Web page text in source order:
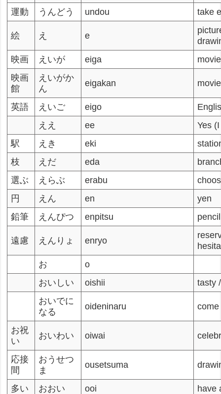
運動 うんどう undou take
絵 え e
映画
えいが eiga
movie
映画
館
えいがか
ん
eigakan
英語 えいご eigo
ええ
ee
Yes
駅
えき eki
枝
えだ eda
選ぶ
えらぶ erabu
円
えん en
yen
鉛筆
えんぴつ enpitsu pencil
遠慮 えんりょ enryo
お
o
おいしい
oishii
tasty
おいでに
なる
oideninaru
お祝
い
おいわい oiwai
応接
間
おうせつ
ま
ousetsuma
多い おおい ooi
have